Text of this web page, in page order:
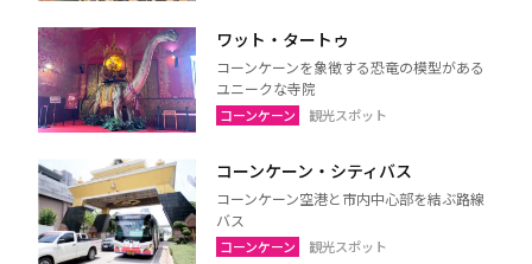
ワット・タートゥ
コーンケーンを象徴する恐竜の模型がある
ユニークな寺院
コーンケーン 観光スポット
コーンケーン・シティバス
コーンケーン空港と市内中心部を結ぶ路線
バス
コーンケーン 観光スポット